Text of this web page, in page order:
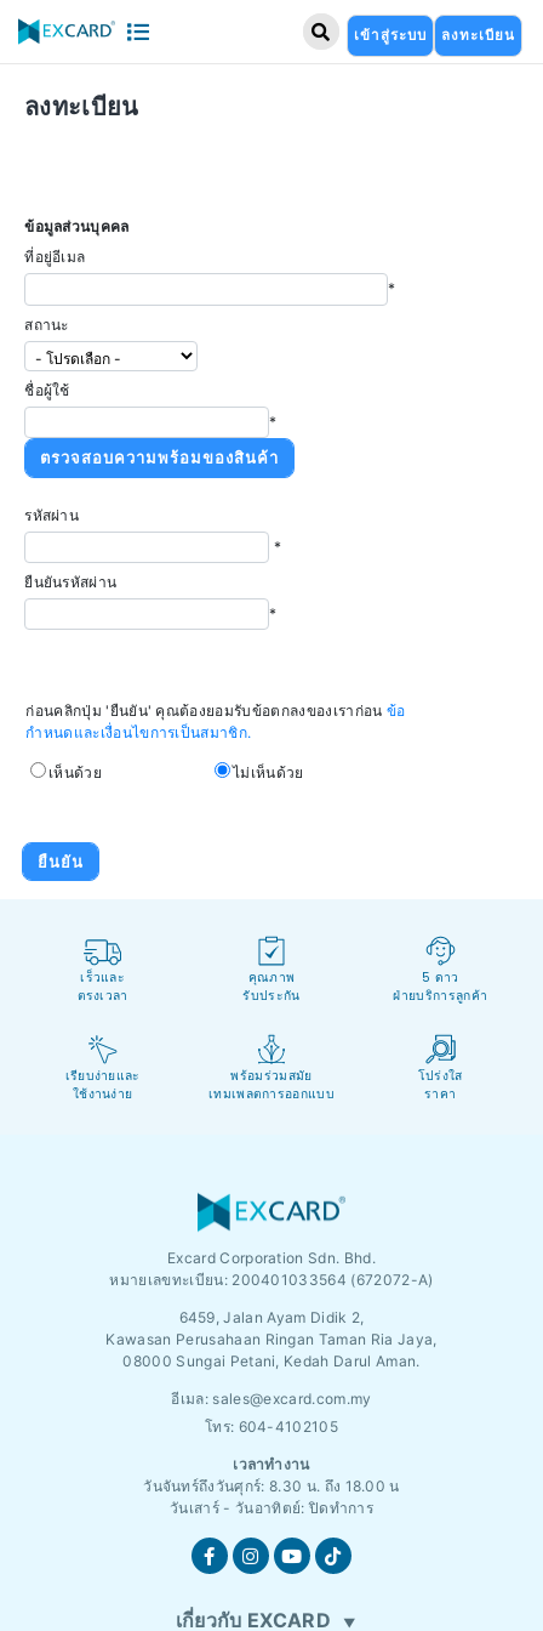
เข้าสู่ระบบ ลงทะเบียน
ลงทะเบียน
ข้อมูลส่วนบุคคล
ที่อยู่อีเมล
*
สถานะ
ชื่อผู้ใช้
*
รหัสผ่าน
*
ยืนยันรหัสผ่าน
*
ก่อนคลิกปุ่ม 'ยืนยัน' คุณต้องยอมรับข้อตกลงของเราก่อน ข้อ
กำหนดและเงื่อนไขการเป็นสมาชิก.
เห็นด้วย ไม่เห็นด้วย
เร็วและ
ตรงเวลา
คุณภาพ
รับประกัน
5 ดาว
ฝ่ายบริการลูกค้า
เรียบง่ายและ
ใช้งานง่าย
พร้อมร่วมสมัย
เทมเพลตการออกแบบ
โปร่งใส
ราคา
Excard Corporation Sdn. Bhd.
หมายเลขทะเบียน: 200401033564 (672072-A)
6459, Jalan Ayam Didik 2,
Kawasan Perusahaan Ringan Taman Ria Jaya,
08000 Sungai Petani, Kedah Darul Aman.
อีเมล: sales@excard.com.my
โทร: 604-4102105
เวลาทำงาน
วันจันทร์ถึงวันศุกร์: 8.30 น. ถึง 18.00 น
วันเสาร์ - วันอาทิตย์: ปิดทำการ
เกี่ยวกับ EXCARD